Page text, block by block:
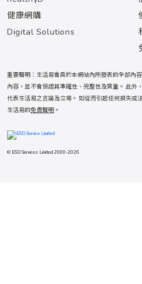
健康網購
Digital Solutions
重要聲明：生活易會員於本網站內所發表的全部內
內容，並不會保證其準確性、完整性及質量。 此外
代表生活易之言論及立場。 如從而引起任何損失或
生活易的免責聲明 。
© ESD Services Limited 2000-2026